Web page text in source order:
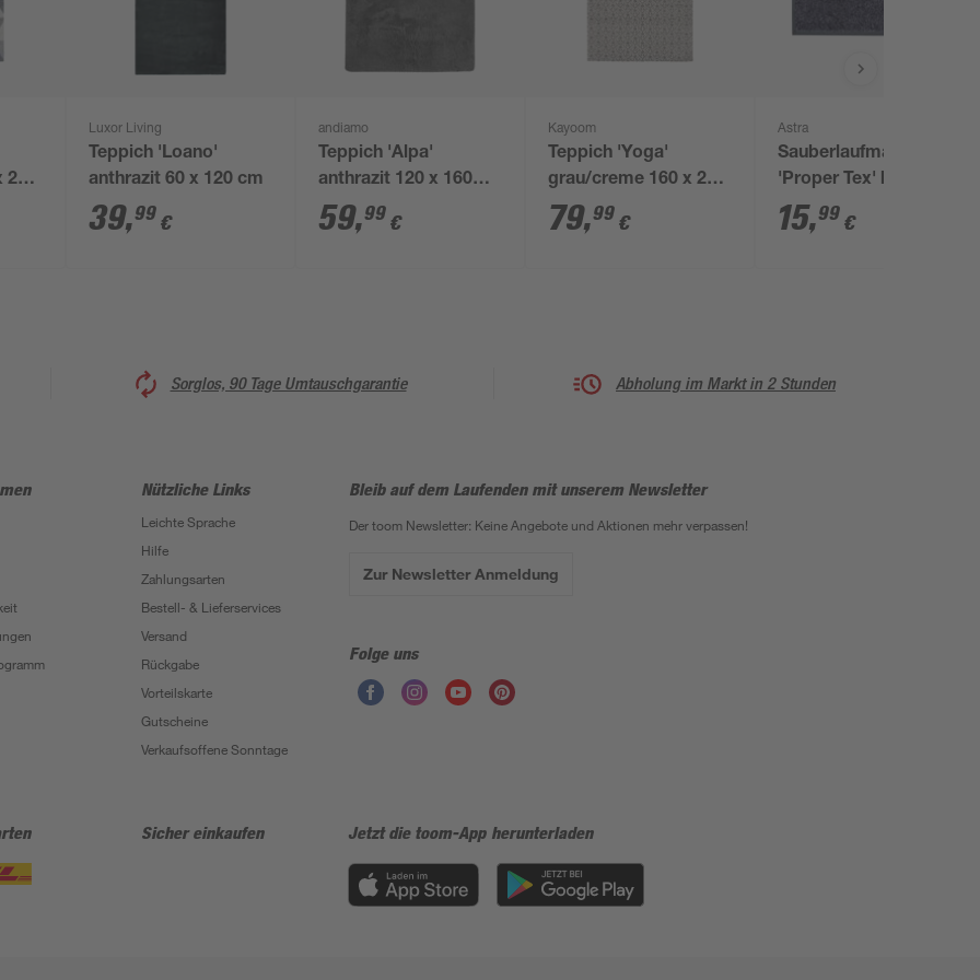
230
Luxor Living
Teppich 'Loano'
anthrazit 60 x 120 cm
39,99 €
andiamo
Teppich 'Alpa'
anthrazit 120 x 160
cm
59,99 €
Kayoom
Teppich 'Yoga'
grau/creme 160 x 230
cm
79,99 €
Astra
Sauberlaufmatte
'Proper Tex' blaugrau
40 x 60 cm
15,99 €
Sorglos, 90 Tage Umtauschgarantie Abholung im Markt in 2 Stunden
Nützliche Links
Leichte Sprache
Hilfe
Zahlungsarten
Bestell- & Lieferservices
Versand
Rückgabe
Vorteilskarte
Gutscheine
Verkaufsoffene Sonntage
Bleib auf dem Laufenden mit unserem Newsletter
Der toom Newsletter: Keine Angebote und Aktionen mehr verpassen!
Zur Newsletter Anmeldung
Folge uns
Sicher einkaufen Jetzt die toom-App herunterladen